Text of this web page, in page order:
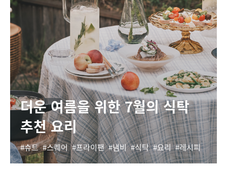
더운 여름을 위한 7월의 식탁
추천 요리
슈트 스퀘어 프라이팬 냄비 식탁 요리 레시피